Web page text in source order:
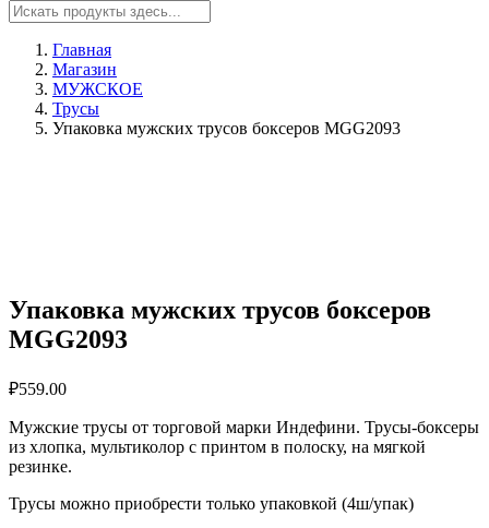
Главная
Магазин
МУЖСКОЕ
Трусы
Упаковка мужских трусов боксеров MGG2093
Упаковка мужских трусов боксеров
MGG2093
₽559.00
Мужские трусы от торговой марки Индефини. Трусы-боксеры
из хлопка, мультиколор с принтом в полоску, на мягкой
резинке.
Трусы можно приобрести только упаковкой (4ш/упак)